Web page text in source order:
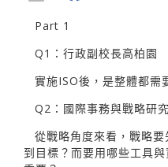
Part 1
Q1：行政副校長高柏園
實施ISO後，是整體都需
Q2：國際事務與戰略研
從戰略角度來看，戰略
到目標？而要用哪些工具